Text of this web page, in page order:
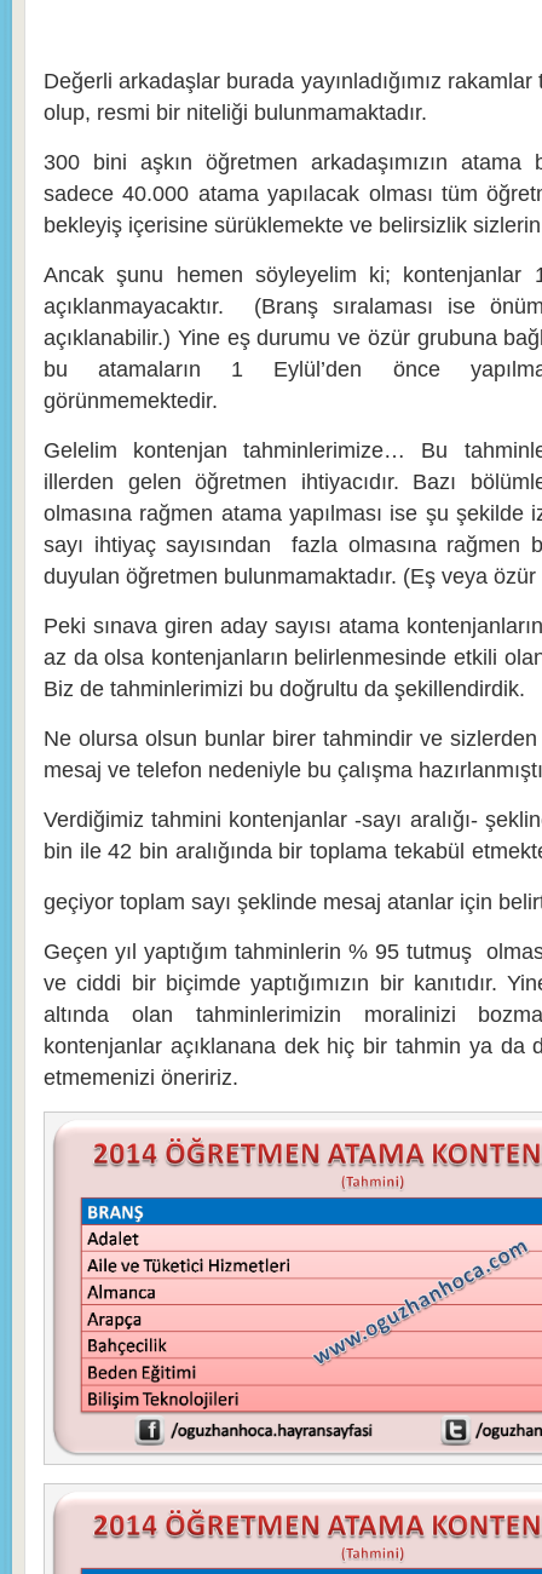
Değerli arkadaşlar burada yayınladığımız
olup, resmi bir niteliği bulunmamaktadır.
300 bini aşkın öğretmen arkadaşımızın
sadece 40.000 atama yapılacak olması tüm
bekleyiş içerisine sürüklemekte ve belirsizlik sizlerin
Ancak şunu hemen söyleyelim ki; kontenjanlar
açıklanmayacaktır. (Branş sıralaması ise
açıklanabilir.) Yine eş durumu ve özür grubuna
bu atamaların 1 Eylül’den önce
görünmemektedir.
Gelelim kontenjan tahminlerimize… Bu
illerden gelen öğretmen ihtiyacıdır. Bazı
olmasına rağmen atama yapılması ise şu şekilde
sayı ihtiyaç sayısından fazla olmasına rağmen
duyulan öğretmen bulunmamaktadır. (Eş veya
Peki sınava giren aday sayısı atama
az da olsa kontenjanların belirlenmesinde etkili
Biz de tahminlerimizi bu doğrultu da şekillendirdik.
Ne olursa olsun bunlar birer tahmindir ve
mesaj ve telefon nedeniyle bu çalışma
Verdiğimiz tahmini kontenjanlar -sayı aralığı-
bin ile 42 bin aralığında bir toplama tekabül
geçiyor toplam sayı şeklinde mesaj atanlar için
Geçen yıl yaptığım tahminlerin % 95 tutmuş
ve ciddi bir biçimde yaptığımızın bir kanıtıdır.
altında olan tahminlerimizin moralinizi
kontenjanlar açıklanana dek hiç bir tahmin ya da
etmemenizi öneririz.